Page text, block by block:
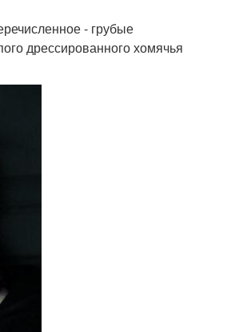
- грубые
дрессированного хомячья